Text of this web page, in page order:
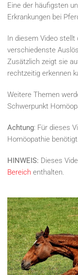
Eine der häufigsten
Erkrankungen bei
In diesem Video stellt
verschiedenste
Zusätzlich zeigt sie
rechtzeitig erkennen
Weitere Themen
Schwerpunkt
Achtung: Für dieses
Homöopathie
HINWEIS: Dieses
Bereich enthalten.